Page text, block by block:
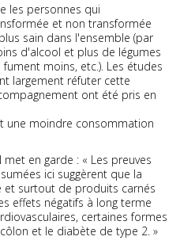
les personnes qui
et non transformée
sain dans l'ensemble (par
d'alcool et plus de légumes
moins, etc.). Les études
largement réfuter cette
ont été pris en
une moindre consommation
en garde : « Les preuves
ici suggèrent que la
et surtout de produits carnés
effets négatifs à long terme
certaines formes
et le diabète de type 2. »